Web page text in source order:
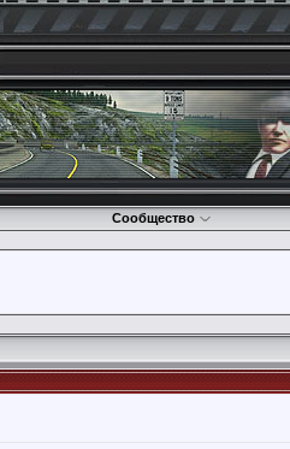
Сообщество